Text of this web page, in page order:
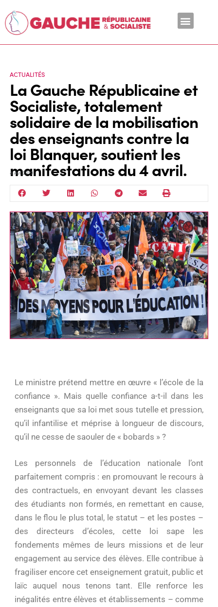
ACTUALITÉS
La Gauche Républicaine et
Socialiste, totalement
solidaire de la mobilisation
des enseignants contre la
loi Blanquer, soutient les
manifestations du 4 avril.
4 Avr 2019
Le ministre prétend mettre en œuvre « l’école de la
confiance ». Mais quelle confiance a-t-il dans les
enseignants que sa loi met sous tutelle et pression,
qu’il infantilise et méprise à longueur de discours,
qu’il ne cesse de saouler de « bobards » ?
Les personnels de l’éducation nationale l’ont
parfaitement compris : en promouvant le recours à
des contractuels, en envoyant devant les classes
des étudiants non formés, en remettant en cause,
dans le flou le plus total, le statut – et les postes –
des directeurs d’écoles, cette loi sape les
fondements mêmes de leurs missions et de leur
engagement au service des élèves. Elle contribue à
fragiliser encore cet enseignement gratuit, public et
laïc auquel nous tenons tant. Elle renforce les
inégalités entre élèves et établissements – comme